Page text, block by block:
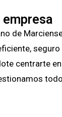
de
seguro
centrarte